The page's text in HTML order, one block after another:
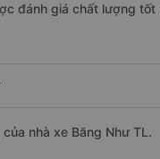
đánh giá chất lượng tốt
nhà xe Băng Như TL.